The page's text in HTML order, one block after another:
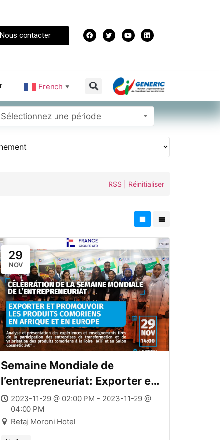
Nous contacter
French ▼
Sélectionnez une période
Réinitialiser
RSS
29
NOV
Semaine Mondiale de
l’entrepreneuriat: Exporter et
promouvoir les produits
comoriens en Afrique et en
EuropeSemaine Mondiale de
2023-11-29 @ 02:00 PM - 2023-11-29 @
04:00 PM
Retaj Moroni Hotel